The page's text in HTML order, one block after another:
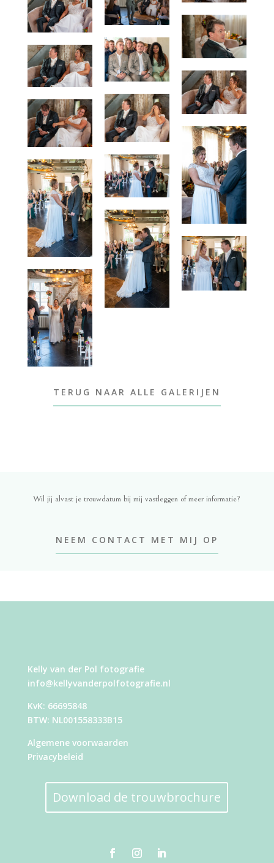
TERUG NAAR ALLE GALERIJEN
Wil jij alvast je trouwdatum bij mij vastleggen of meer informatie?
NEEM CONTACT MET MIJ OP
Kelly van der Pol fotografie
info@kellyvanderpolfotografie.nl
KvK: 66695848
BTW: NL001558333B15
Algemene voorwaarden
Privacybeleid
Download de trouwbrochure